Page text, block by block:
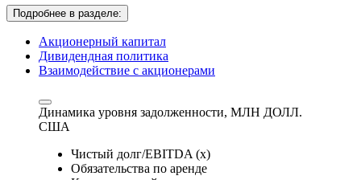
Подробнее в разделе:
Акционерный капитал
Дивидендная политика
Взаимодействие с акционерами
Динамика уровня задолженности, МЛН ДОЛЛ.
США
Чистый долг/EBITDA (x)
Обязательства по аренде